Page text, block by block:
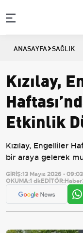
ANASAYFA SAĞLIK
Kızılay,
Etkinlik
Kızılay, Engelliler
bir araya gelerek
GİRİŞ:13 Mayıs 2026 - 09:03
OKUMA:1 dkEDİTÖR: